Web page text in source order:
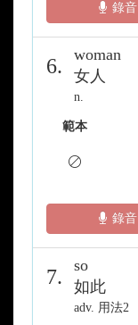
錄音
6.
woman
女人
n.
範本
錄音
7.
so
如此
adv. 用法2